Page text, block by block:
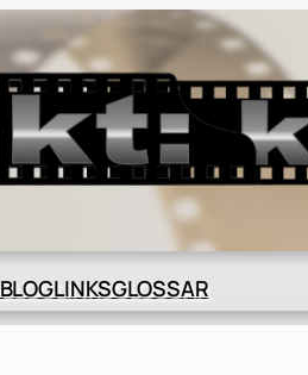
BLOGLINKSGLOSSAR